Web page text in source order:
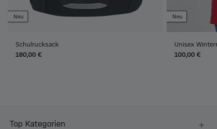
Neu
Schulrucksack
180,00 €
Neu
Unisex
100,00 €
Top Kategorien